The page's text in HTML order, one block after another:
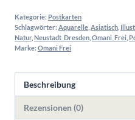
Set
II
Menge
Kategorie: Postkarten
Schlagwörter: Aquarelle Asiatisch
Natur, Neustadt_Dresden Omani_Frei
Marke: Omani Frei
Beschreibung
Rezensionen (0)